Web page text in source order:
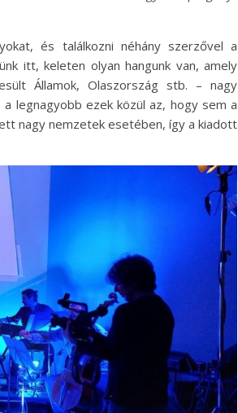
és találkozni néhány szerzővel a
itt, keleten olyan hangunk van, amely
Államok, Olaszország stb. – nagy
legnagyobb ezek közül az, hogy sem a
nagy nemzetek esetében, így a kiadott